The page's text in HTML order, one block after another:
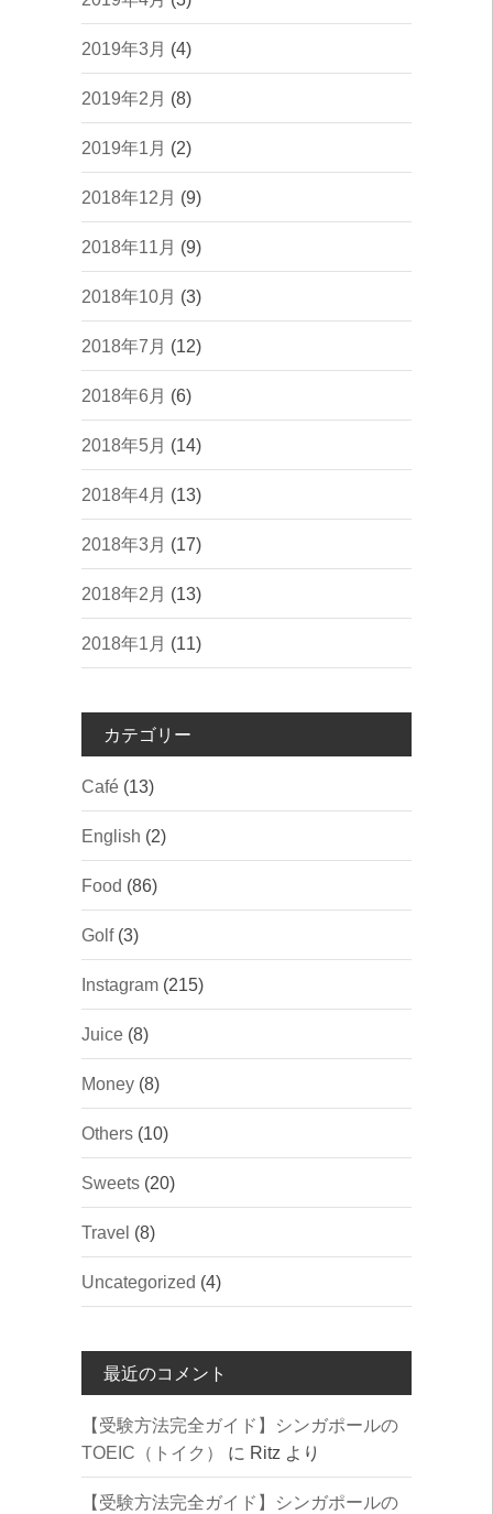
2019年3月 (4)
2019年2月 (8)
2019年1月 (2)
2018年12月 (9)
2018年11月 (9)
2018年10月 (3)
2018年7月 (12)
2018年6月 (6)
2018年5月 (14)
2018年4月 (13)
2018年3月 (17)
2018年2月 (13)
2018年1月 (11)
カテゴリー
Café(13)
English (2)
Food (86)
Golf(3)
Instagram(215)
Juice(8)
Money(8)
Others(10)
Sweets(20)
Travel (8)
Uncategorized (4)
最近のコメント
【受験方法完全ガイド】シンガポールの
TOEIC（トイク）
に Ritz より
【受験方法完全ガイド】シンガポールの